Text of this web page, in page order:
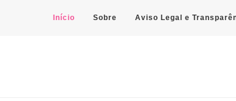
Início Sobre Aviso Legal e